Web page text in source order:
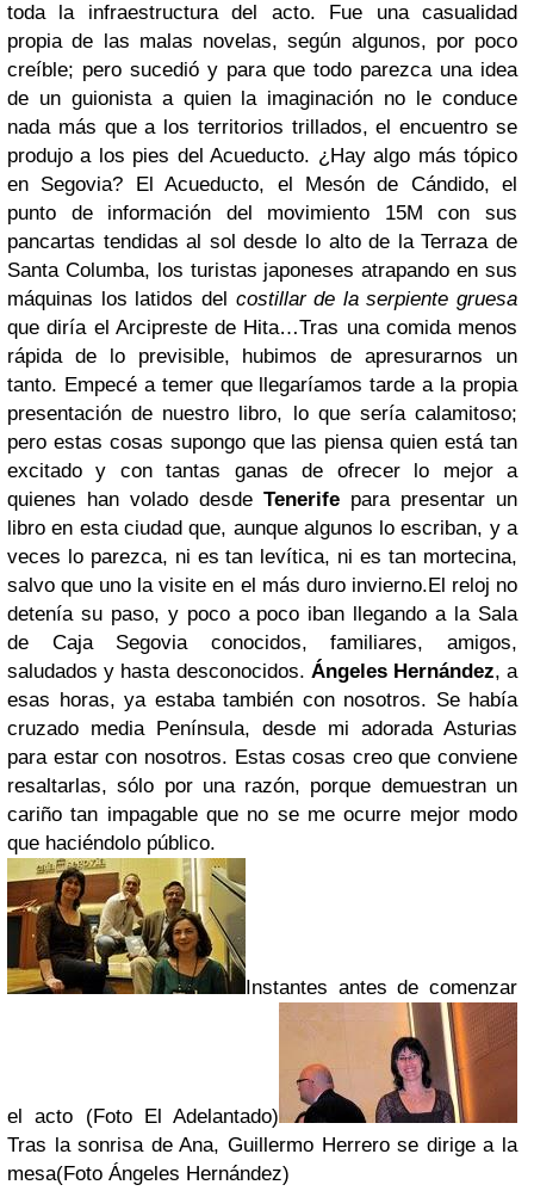
toda la infraestructura del acto. Fue una casualidad
propia de las malas novelas, según algunos, por poco
creíble; pero sucedió y para que todo parezca una idea
de un guionista a quien la imaginación no le conduce
nada más que a los territorios trillados, el encuentro se
produjo a los pies del Acueducto. ¿Hay algo más tópico
en Segovia? El Acueducto, el Mesón de Cándido, el
punto de información del movimiento 15M con sus
pancartas tendidas al sol desde lo alto de la Terraza de
Santa Columba, los turistas japoneses atrapando en sus
máquinas los latidos del costillar de la serpiente gruesa
que diría el Arcipreste de Hita…Tras una comida menos
rápida de lo previsible, hubimos de apresurarnos un
tanto. Empecé a temer que llegaríamos tarde a la propia
presentación de nuestro libro, lo que sería calamitoso;
pero estas cosas supongo que las piensa quien está tan
excitado y con tantas ganas de ofrecer lo mejor a
quienes han volado desde Tenerife para presentar un
libro en esta ciudad que, aunque algunos lo escriban, y a
veces lo parezca, ni es tan levítica, ni es tan mortecina,
salvo que uno la visite en el más duro invierno.El reloj no
detenía su paso, y poco a poco iban llegando a la Sala
de Caja Segovia conocidos, familiares, amigos,
saludados y hasta desconocidos. Ángeles Hernández, a
esas horas, ya estaba también con nosotros. Se había
cruzado media Península, desde mi adorada Asturias
para estar con nosotros. Estas cosas creo que conviene
resaltarlas, sólo por una razón, porque demuestran un
cariño tan impagable que no se me ocurre mejor modo
que haciéndolo público.
Instantes antes de comenzar
el acto (Foto El Adelantado)
Tras la sonrisa de Ana, Guillermo Herrero se dirige a la
mesa(Foto Ángeles Hernández)